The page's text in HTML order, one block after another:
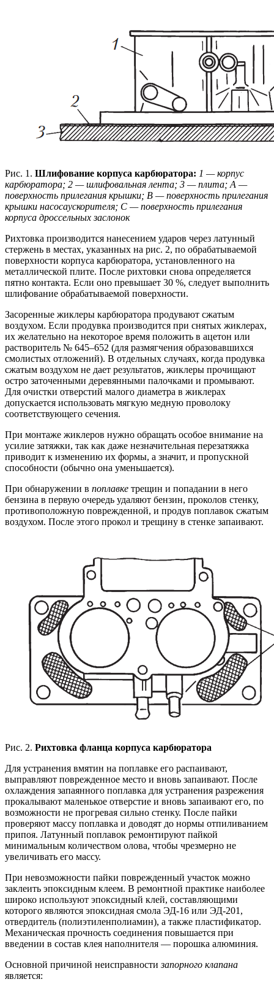
Рис. 1. Шлифование корпуса карбюратора: 1 — корпус
карбюратора; 2 — шлифовальная лента; 3 — плита; А —
поверхность прилегания крышки; В — поверхность прилегания
крышки насосаускорителя; С — поверхность прилегания
корпуса дроссельных заслонок
Рихтовка производится нанесением ударов через латунный
стержень в местах, указанных на рис. 2, по обрабатываемой
поверхности корпуса карбюратора, установленного на
металлической плите. После рихтовки снова определяется
пятно контакта. Если оно превышает 30 %, следует выполнить
шлифование обрабатываемой поверхности.
Засоренные жиклеры карбюратора продувают сжатым
воздухом. Если продувка производится при снятых жиклерах,
их желательно на некоторое время положить в ацетон или
растворитель № 645–652 (для размягчения образовавшихся
смолистых отложений). В отдельных случаях, когда продувка
сжатым воздухом не дает результатов, жиклеры прочищают
остро заточенными деревянными палочками и промывают.
Для очистки отверстий малого диаметра в жиклерах
допускается использовать мягкую медную проволоку
соответствующего сечения.
При монтаже жиклеров нужно обращать особое внимание на
усилие затяжки, так как даже незначительная перезатяжка
приводит к изменению их формы, а значит, и пропускной
способности (обычно она уменьшается).
При обнаружении в поплавке трещин и попадании в него
бензина в первую очередь удаляют бензин, проколов стенку,
противоположную поврежденной, и продув поплавок сжатым
воздухом. После этого прокол и трещину в стенке запаивают.
Рис. 2. Рихтовка фланца корпуса карбюратора
Для устранения вмятин на поплавке его распаивают,
выправляют поврежденное место и вновь запаивают. После
охлаждения запаянного поплавка для устранения разрежения
прокалывают маленькое отверстие и вновь запаивают его, по
возможности не прогревая сильно стенку. После пайки
проверяют массу поплавка и доводят до нормы отпиливанием
припоя. Латунный поплавок ремонтируют пайкой
минимальным количеством олова, чтобы чрезмерно не
увеличивать его массу.
При невозможности пайки поврежденный участок можно
заклеить эпоксидным клеем. В ремонтной практике наиболее
широко используют эпоксидный клей, составляющими
которого являются эпоксидная смола ЭД-16 или ЭД-201,
отвердитель (полиэтиленполиамин), а также пластификатор.
Механическая прочность соединения повышается при
введении в состав клея наполнителя — порошка алюминия.
Основной причиной неисправностизапорного клапана
является: